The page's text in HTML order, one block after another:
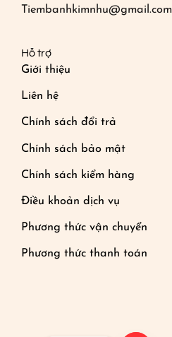
Tiembanhkimnhu@gmail.com
Hỗ trợ
Giới thiệu
Liên hệ
Chính sách đổi trả
Chính sách bảo mật
Chính sách kiểm hàng
Điều khoản dịch vụ
Phương thức vận chuyển
Phương thức thanh toán